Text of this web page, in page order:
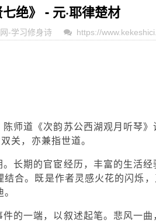
七绝》 - 元·耶律楚材
-学习修身诗 https://
师道《次韵苏公西湖观月听琴
关，亦兼指世道。
长期的官宦经历，丰富的生活
合。既是作者灵感火花的闪烁
的一端，以叙述起笔。悲风一